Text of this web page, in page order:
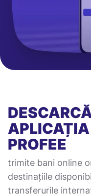
PROFEE
trimite bani online
destinațiile
transferurile